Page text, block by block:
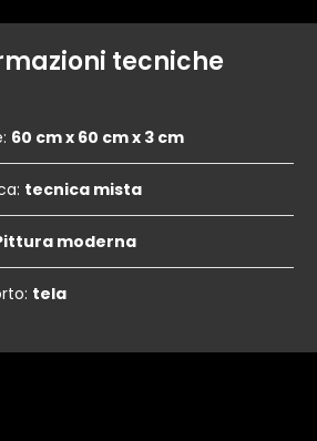
tecniche
60 cm x 60 cm x 3 cm
tecnica mista
moderna
tela